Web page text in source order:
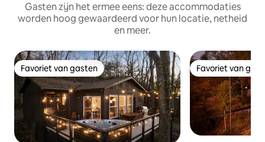
Gasten zijn het ermee eens: deze accommodaties
worden hoog gewaardeerd voor hun locatie, netheid
en meer.
Favoriet van gasten
Favoriet van gasten Favoriet van
Favoriet van